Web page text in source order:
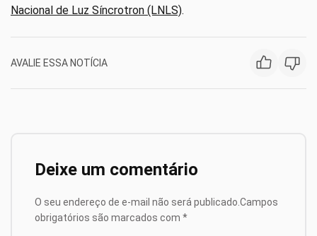
Nacional de Luz Síncrotron (LNLS).
AVALIE ESSA NOTÍCIA
Deixe um comentário
O seu endereço de e-mail não será publicado. Campos
obrigatórios são marcados com *